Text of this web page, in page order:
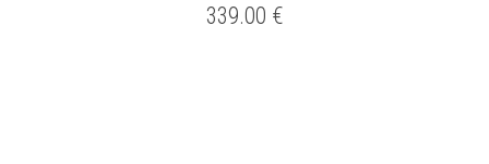
339.00 €